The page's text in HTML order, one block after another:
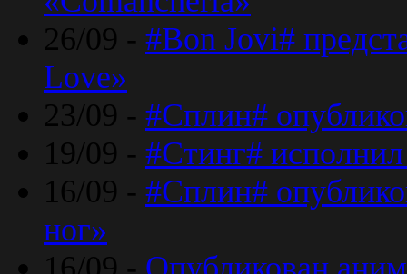
26/09 - #Bon Jovi#
Love»
23/09 - #Сплин#
19/09 - #Стинг#
16/09 - #Сплин#
ног»